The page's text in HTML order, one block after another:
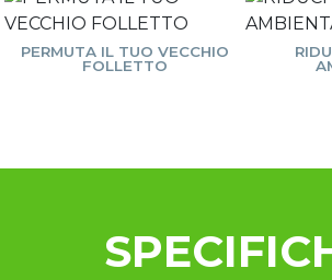
PERMUTA IL TUO VECCHIO
FOLLETTO